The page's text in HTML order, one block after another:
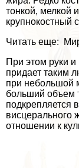
тонкой, мелкой
крупнокостный
Читать еще:
При этом руки и
придает таким
при небольшой
больший объем
подкрепляется
висцерального
отношении к